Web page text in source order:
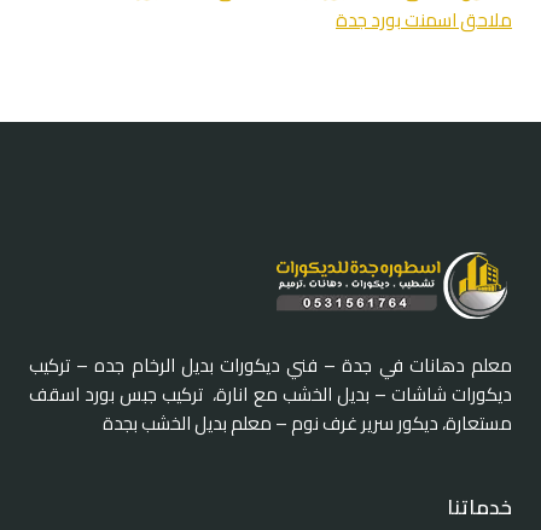
ملاحق اسمنت بورد جدة
معلم دهانات في جدة – فني ديكورات بديل الرخام جده – تركيب
ديكورات شاشات – بديل الخشب مع انارة، تركيب جبس بورد اسقف
مستعارة، ديكور سرير غرف نوم – معلم بديل الخشب بجدة
خدماتنا